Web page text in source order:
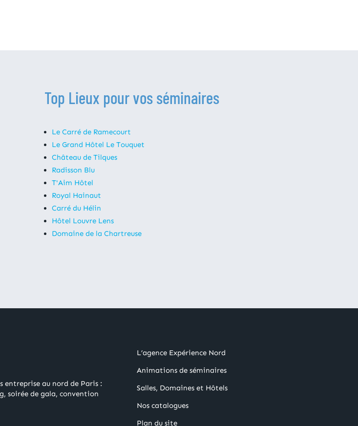
Top Lieux pour vos séminaires
Le Carré de Ramecourt
Le Grand Hôtel Le Touquet
Château de Tilques
Radisson Blu
T'Aim Hôtel
Royal Hainaut
Carré du Hélin
Hôtel Louvre Lens
Domaine de la Chartreuse
entreprise au nord de Paris :
soirée de gala, convention
L’agence Expérience Nord
Animations de séminaires
Salles, Domaines et Hôtels
Nos catalogues
Plan du site